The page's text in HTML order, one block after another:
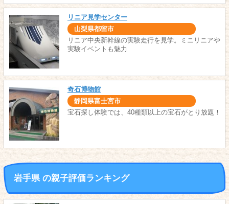
リニア見学センター
山梨県都留市
リニア中央新幹線の実験走行を見学。ミニリニアや
実験イベントも魅力
奇石博物館
静岡県富士宮市
宝石探し体験では、40種類以上の宝石がとり放題！
岩手県 の親子評価ランキング